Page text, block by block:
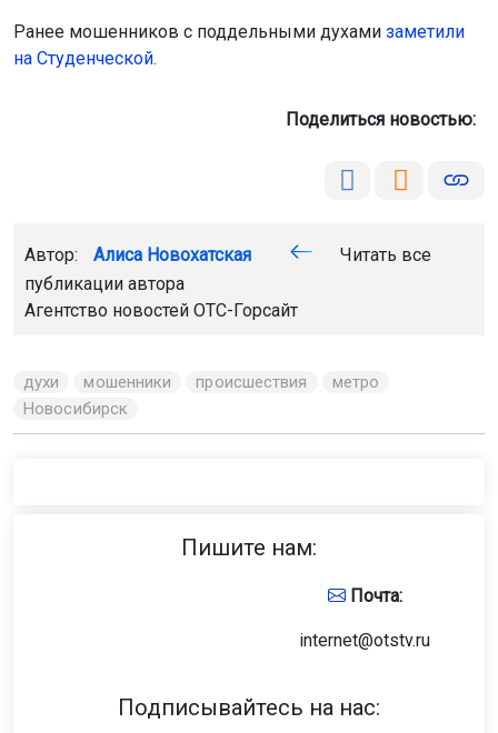
Ранее мошенников с поддельными духами заметили
на Студенческой.
Поделиться новостью:
Автор: Алиса Новохатская
Читать все
публикации автора
Агентство новостей ОТС-Горсайт
духи мошенники происшествия
метро
Новосибирск
Пишите нам:
Почта:
internet@otstv.ru
Подписывайтесь на нас: